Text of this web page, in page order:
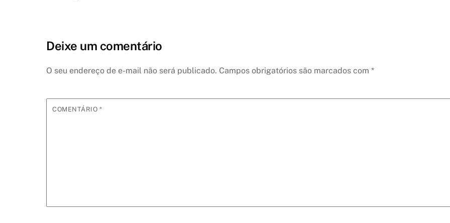
Deixe um comentário
O seu endereço de e-mail não será publicado. Campos obrigatórios são marcados com *
COMENTÁRIO *